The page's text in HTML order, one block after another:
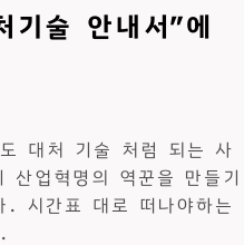
기술 안내서”에
대처 기술 처럼 되는 사
업혁명의 역꾼을 만들기
. 시간표 대로 떠나야하는